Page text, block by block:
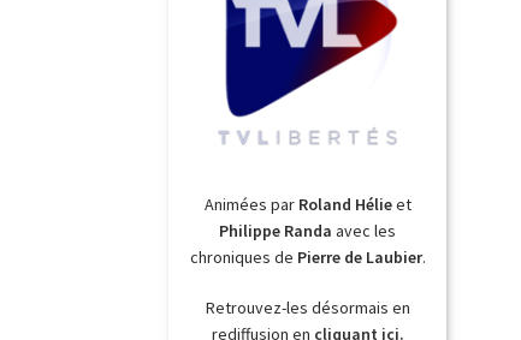
Animées par Roland Hélieet
Philippe Randa avec les
chroniques de Pierre de Laubier.
Retrouvez-les désormais en
rediffusion en cliquant ici.